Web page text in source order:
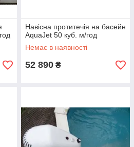
Навісна протитечія на басейн
AquaJet 50 куб. м/год
Немає в наявності
52 890 ₴